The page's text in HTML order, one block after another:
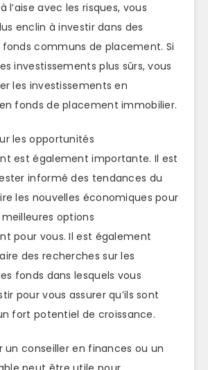
l’aise avec les risques, vous
enclin à investir dans des
communs de placement. Si
investissements plus sûrs, vous
les investissements en
fonds de placement immobilier.
les opportunités
est également importante. Il est
informé des tendances du
les nouvelles économiques pour
options
pour vous. Il est également
des recherches sur les
fonds dans lesquels vous
pour vous assurer qu’ils sont
fort potentiel de croissance.
un conseiller en finances ou un